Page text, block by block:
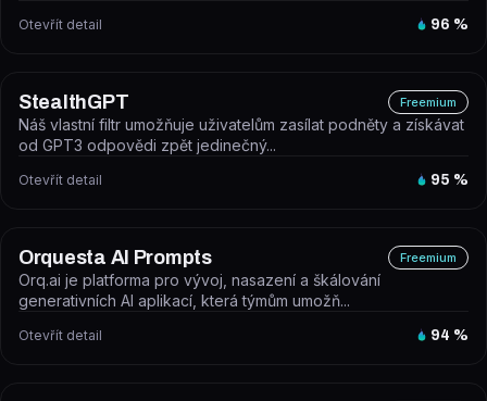
Otevřít detail 96 %
StealthGPT Freemium
Náš vlastní filtr umožňuje uživatelům zasílat podněty a získávat
od GPT3 odpovědi zpět jedinečný...
Otevřít detail 95 %
Orquesta AI Prompts Freemium
Orq.ai je platforma pro vývoj, nasazení a škálování
generativních AI aplikací, která týmům umožň...
Otevřít detail 94 %